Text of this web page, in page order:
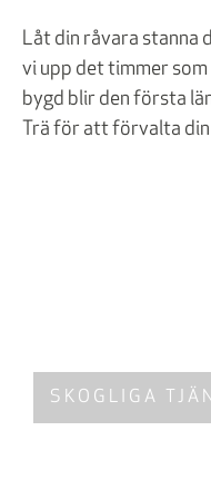
Låt din råvara stanna
vi upp det timmer
bygd blir den första
Trä för att förvalta
SKOGLIGA